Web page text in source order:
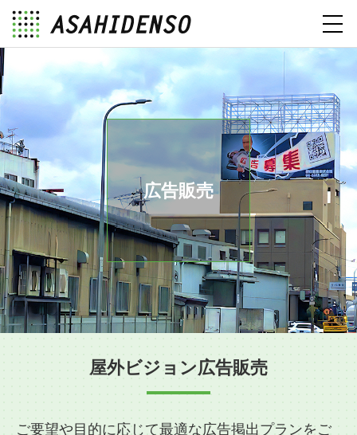
広告販売
屋外ビジョン広告販売
ご要望や目的に応じて最適な広告掲出プランをご